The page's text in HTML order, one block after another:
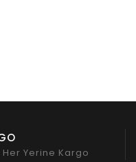
Yerine Kargo